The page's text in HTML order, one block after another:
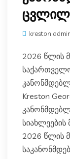
kreston
2026 წლის მაისის თვის განმავლობაში
Kreston
2026 წლის